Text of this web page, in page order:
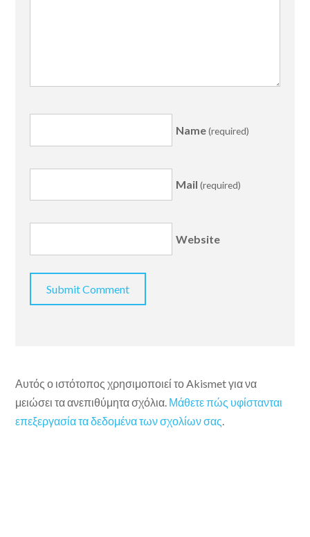
Name(required)
Mail (required)
Website
Αυτός ο ιστότοπος χρησιμοποιεί το Akismet για να
μειώσει τα ανεπιθύμητα σχόλια. Μάθετε πώς υφίστανται
επεξεργασία τα δεδομένα των σχολίων σας.